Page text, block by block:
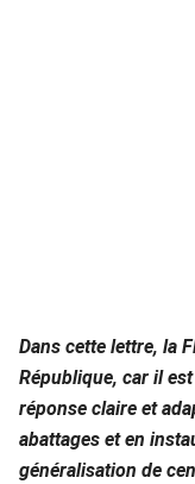
Dans cette lettre, la
République, car il
réponse claire et
abattages et en
généralisation de